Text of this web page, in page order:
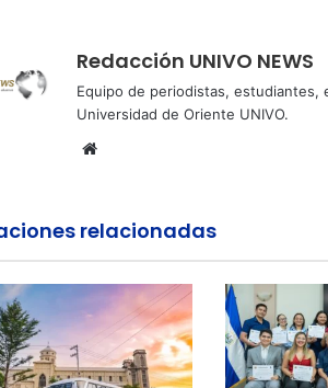
Redacción UNIVO NEWS
Equipo de periodistas, estudiantes,
Universidad de Oriente UNIVO.
Sitio
relacionadas